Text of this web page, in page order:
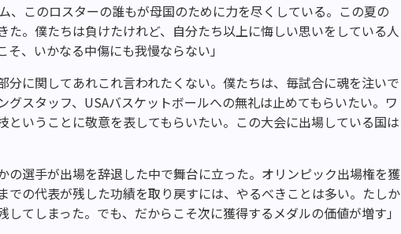
、このロスターの誰もが母国のために力を尽くしている。この夏の
た。僕たちは負けたけれど、自分たち以上に悔しい思いをしている人
そ、いかなる中傷にも我慢ならない」
分に関してあれこれ言われたくない。僕たちは、毎試合に魂を注いで
グスタッフ、USAバスケットボールへの無礼は止めてもらいたい。ワ
ということに敬意を表してもらいたい。この大会に出場している国は
の選手が出場を辞退した中で舞台に立った。オリンピック出場権を獲
での代表が残した功績を取り戻すには、やるべきことは多い。たしか
してしまった。でも、だからこそ次に獲得するメダルの価値が増す」